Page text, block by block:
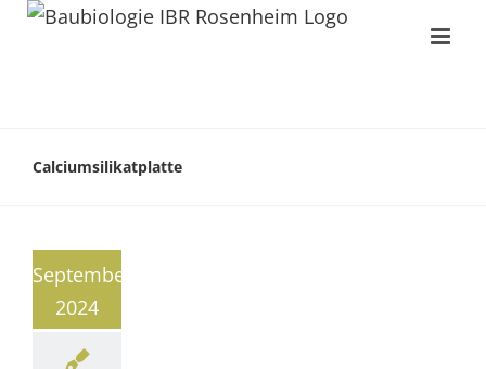
Calciumsilikatplatte
September
2024